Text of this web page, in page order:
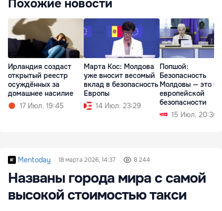
Похожие новости
Ирландия создаст
открытый реестр
осуждённых за
домашнее насилие
17 Июл. 19:45
Марта Кос: Молдова
уже вносит весомый
вклад в безопасность
Европы
14 Июл. 23:29
Попшой:
Безопасность
Молдовы — это
европейской
безопасности
15 Июл. 20:36
Mentoday 18 марта 2026, 14:37 8 244
Названы города мира с самой
высокой стоимостью такси